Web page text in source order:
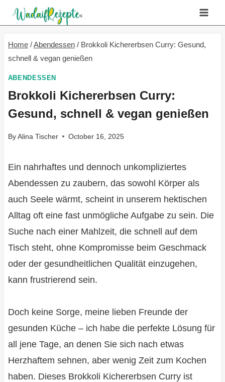
Skip
to
content
Home /Abendessen / Brokkoli Kichererbsen Curry: Gesund,
schnell & vegan genießen
ABENDESSEN
Brokkoli Kichererbsen Curry:
Gesund, schnell & vegan genießen
ByAlina Tischer October 16, 2025
Ein nahrhaftes und dennoch unkompliziertes
Abendessen zu zaubern, das sowohl Körper als
auch Seele wärmt, scheint in unserem hektischen
Alltag oft eine fast unmögliche Aufgabe zu sein. Die
Suche nach einer Mahlzeit, die schnell auf dem
Tisch steht, ohne Kompromisse beim Geschmack
oder der gesundheitlichen Qualität einzugehen,
kann frustrierend sein.
Doch keine Sorge, meine lieben Freunde der
gesunden Küche – ich habe die perfekte Lösung für
all jene Tage, an denen Sie sich nach etwas
Herzhaftem sehnen, aber wenig Zeit zum Kochen
haben. Dieses Brokkoli Kichererbsen Curry ist